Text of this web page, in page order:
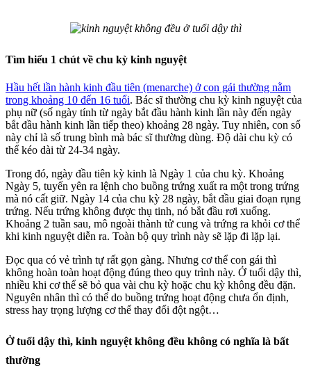
Tìm hiểu 1 chút về chu kỳ kinh nguyệt
Hầu hết lần hành kinh đầu tiên (menarche) ở con gái thường nằm
trong khoảng 10 đến 16 tuổi. Bác sĩ thường chu kỳ kinh nguyệt của
phụ nữ (số ngày tính từ ngày bắt đầu hành kinh lần này đến ngày
bắt đầu hành kinh lần tiếp theo) khoảng 28 ngày. Tuy nhiên, con số
này chỉ là số trung bình mà bác sĩ thường dùng. Độ dài chu kỳ có
thể kéo dài từ 24-34 ngày.
Trong đó, ngày đầu tiên kỳ kinh là Ngày 1 của chu kỳ. Khoảng
Ngày 5, tuyến yên ra lệnh cho buồng trứng xuất ra một trong trứng
mà nó cất giữ. Ngày 14 của chu kỳ 28 ngày, bắt đầu giai đoạn rụng
trứng. Nếu trứng không được thụ tinh, nó bắt đầu rơi xuống.
Khoảng 2 tuần sau, mô ngoài thành tử cung và trứng ra khỏi cơ thể
khi kinh nguyệt diễn ra. Toàn bộ quy trình này sẽ lặp đi lặp lại.
Đọc qua có vẻ trình tự rất gọn gàng. Nhưng cơ thể con gái thì
không hoàn toàn hoạt động đúng theo quy trình này. Ở tuổi dậy thì,
nhiều khi cơ thể sẽ bỏ qua vài chu kỳ hoặc chu kỳ không đều đặn.
Nguyên nhân thì có thể do buồng trứng hoạt động chưa ổn định,
stress hay trọng lượng cơ thể thay đổi đột ngột…
Ở tuổi dậy thì, kinh nguyệt không đều không có nghĩa là bất
thường